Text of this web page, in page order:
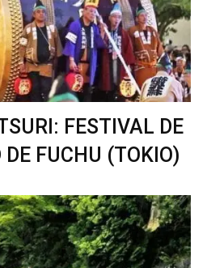
FESTIVAL DE
FUCHU (TOKIO)